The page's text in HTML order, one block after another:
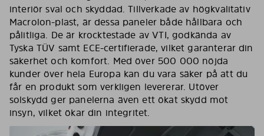
interiör sval och skyddad. Tillverkade av högkvalitativ
Macrolon-plast, är dessa paneler både hållbara och
pålitliga. De är krocktestade av VTI, godkända av
Tyska TÜV samt ECE-certifierade, vilket garanterar din
säkerhet och komfort. Med över 500 000 nöjda
kunder över hela Europa kan du vara säker på att du
får en produkt som verkligen levererar. Utöver
solskydd ger panelerna även ett ökat skydd mot
insyn, vilket ökar din integritet.